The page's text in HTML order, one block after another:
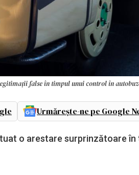
false în timpul unui control în autobuz
Urmărește-ne pe Google
o arestare surprinzătoare